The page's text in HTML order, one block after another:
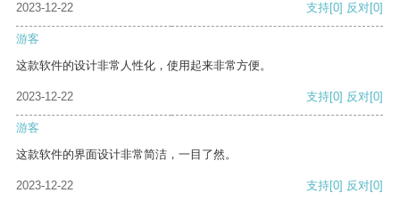
2023-12-22 支持[0] 反对[0]
游客
这款软件的设计非常人性化，使用起来非常方便。
2023-12-22 支持[0] 反对[0]
游客
这款软件的界面设计非常简洁，一目了然。
2023-12-22 支持[0] 反对[0]